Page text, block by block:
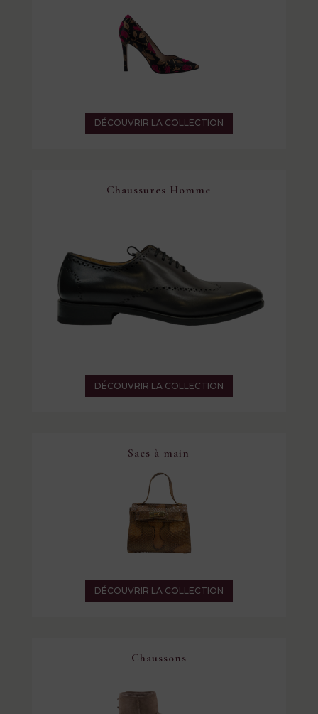
DÉCOUVRIR LA COLLECTION
Chaussures Homme
DÉCOUVRIR LA COLLECTION
Sacs à main
DÉCOUVRIR LA COLLECTION
Chaussons